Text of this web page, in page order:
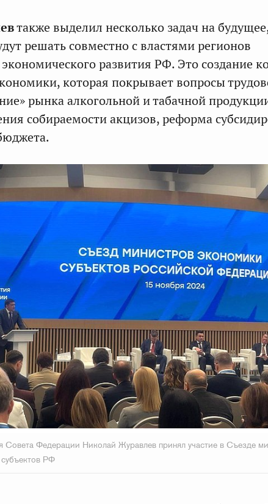
также выделил несколько задач на
решать совместно с властями регионов
развития РФ. Это создание
которая покрывает вопросы
рынка алкогольной и табачной
собираемости акцизов, реформа
Совета Федерации Николай Журавлев принял участие в Съезде
РФ